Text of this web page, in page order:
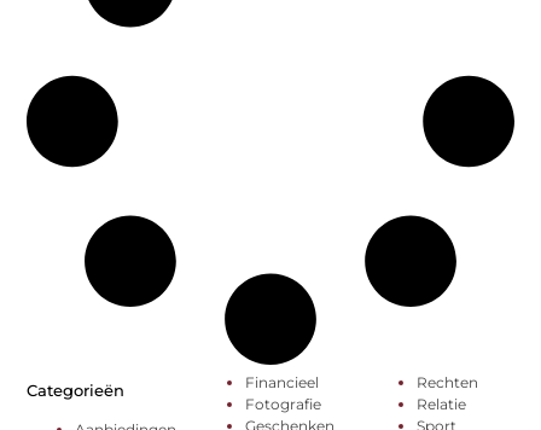
Categorieën
Financieel
Fotografie
Geschenken
Rechten
Relatie
Sport